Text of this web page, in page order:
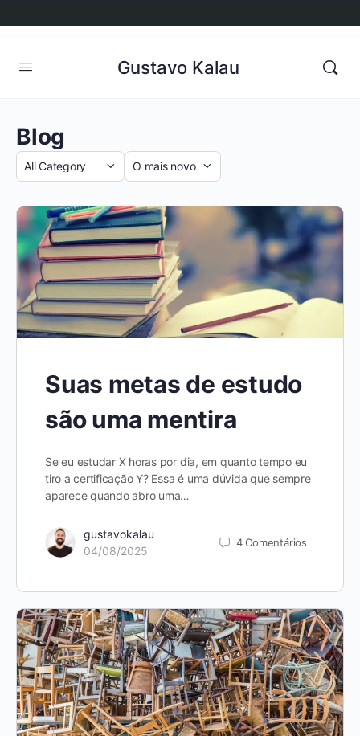
Gustavo Kalau
Blog
Categoria
Sort
Suas metas de estudo
são uma mentira
Se eu estudar X horas por dia, em quanto tempo eu
tiro a certificação Y? Essa é uma dúvida que sempre
aparece quando abro uma…
gustavokalau
04/08/2025
4Comentários